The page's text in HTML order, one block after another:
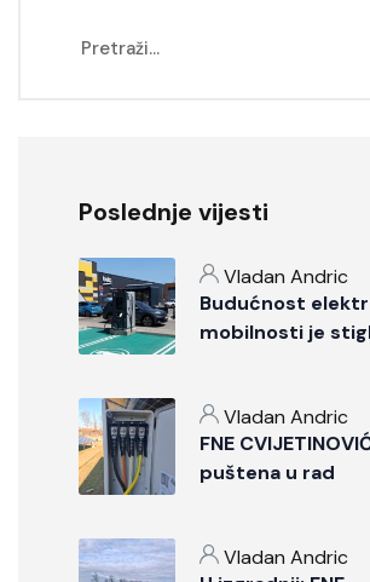
Poslednje vijesti
Vladan Andric
Budućnost
mobilnosti je
Vladan Andric
FNE
puštena u rad
Vladan Andric